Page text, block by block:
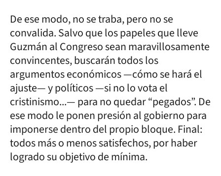
De ese modo, no se traba, pero no se
convalida. Salvo que los papeles que lleve
Guzmán al Congreso sean maravillosamente
convincentes, buscarán todos los
argumentos económicos —cómo se hará el
ajuste— y políticos —si no lo vota el
cristinismo...— para no quedar “pegados”. De
ese modo le ponen presión al gobierno para
imponerse dentro del propio bloque. Final:
todos más o menos satisfechos, por haber
logrado su objetivo de mínima.